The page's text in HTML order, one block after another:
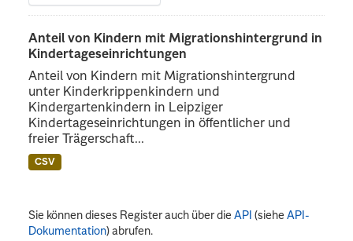
Anteil von Kindern mit Migrationshintergrund in
Kindertageseinrichtungen
Anteil von Kindern mit Migrationshintergrund
unter Kinderkrippenkindern und
Kindergartenkindern in Leipziger
Kindertageseinrichtungen in öffentlicher und
freier Trägerschaft...
CSV
Sie können dieses Register auch über dieAPI (sieheAPI-
Dokumentation) abrufen.